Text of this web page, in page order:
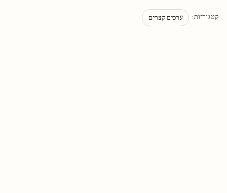
קטגוריות: ערכים קצרים